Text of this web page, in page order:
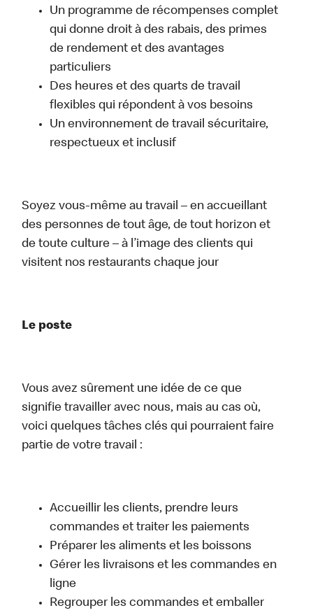
Un programme de récompenses complet
qui donne droit à des rabais, des primes
de rendement et des avantages
particuliers
Des heures et des quarts de travail
flexibles qui répondent à vos besoins
Un environnement de travail sécuritaire,
respectueux et inclusif
Soyez vous-même au travail – en accueillant
des personnes de tout âge, de tout horizon et
de toute culture – à l’image des clients qui
visitent nos restaurants chaque jour
Le poste
Vous avez sûrement une idée de ce que
signifie travailler avec nous, mais au cas où,
voici quelques tâches clés qui pourraient faire
partie de votre travail :
Accueillir les clients, prendre leurs
commandes et traiter les paiements
Préparer les aliments et les boissons
Gérer les livraisons et les commandes en
ligne
Regrouper les commandes et emballer